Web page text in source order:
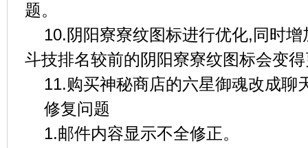
题。
10.阴阳寮寮纹图标进行优化,同时
斗技排名较前的阴阳寮寮纹图标会变
11.购买神秘商店的六星御魂改成聊
修复问题
1.邮件内容显示不全修正。